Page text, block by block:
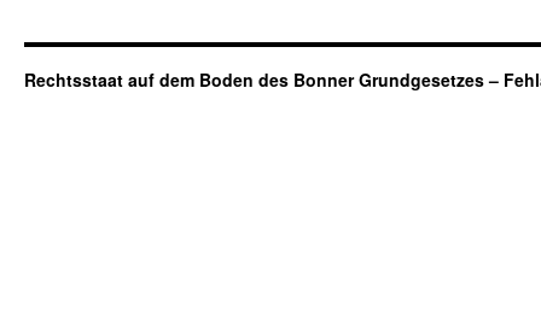
Rechtsstaat auf dem Boden des Bonner Grundgesetzes –